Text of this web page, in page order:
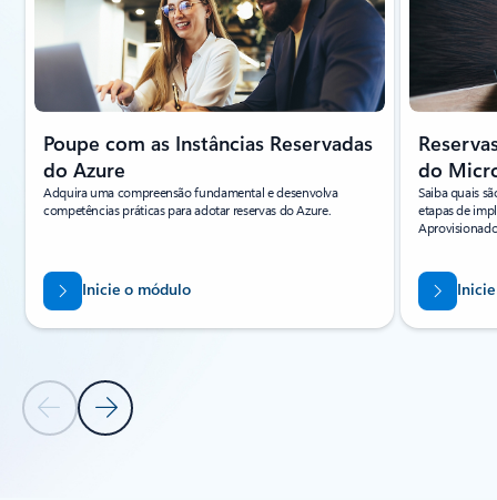
Diapositivo Anterior
Diapositivo Seguinte
Poupe com as Instâncias Reservadas
do Azure
Adquira uma compreensão fundamental e desenvolva
competências práticas para adotar reservas do Azure.
Inicie o módulo
do
Saiba quais
etapas de